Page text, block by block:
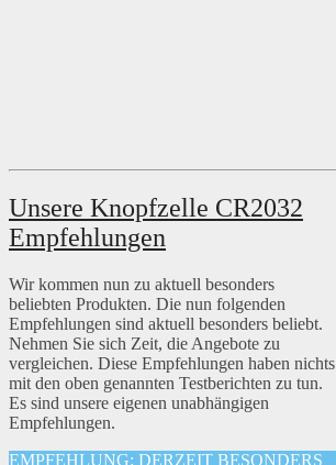
Unsere Knopfzelle CR2032
Empfehlungen
Wir kommen nun zu aktuell besonders
beliebten Produkten. Die nun folgenden
Empfehlungen sind aktuell besonders beliebt.
Nehmen Sie sich Zeit, die Angebote zu
vergleichen. Diese Empfehlungen haben nichts
mit den oben genannten Testberichten zu tun.
Es sind unsere eigenen unabhängigen
Empfehlungen.
EMPFEHLUNG: DERZEIT BESONDERS